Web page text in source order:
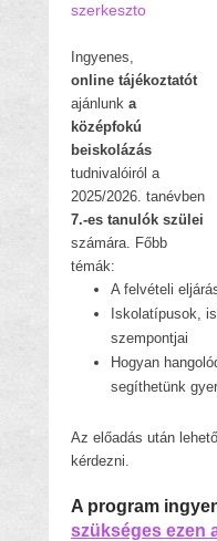
szerkeszto
Ingyenes,
online tájékoztatót
ajánlunk a
középfokú
beiskolázás
tudnivalóiról a
2025/2026. tanévben
7.-es tanulók szülei
számára. Főbb
témák:
A felvételi
Iskolatípusok,
szempontjai
Hogyan
segíthetünk
Az előadás után
kérdezni.
A program
szükséges ezen